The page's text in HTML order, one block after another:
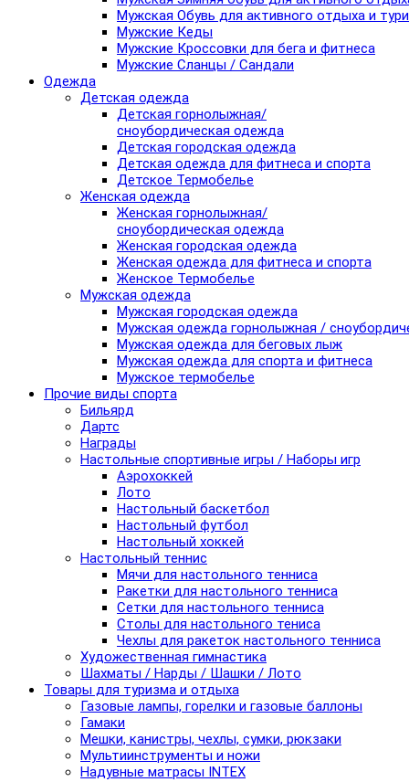
Мужская Обувь для активного отдыха и
Мужские Кеды
Мужские Кроссовки для бега и фитнеса
Мужские Сланцы / Сандали
Одежда
Детская одежда
Детская горнолыжная/
сноубордическая одежда
Детская городская одежда
Детская одежда для фитнеса и спорта
Детское Термобелье
Женская одежда
Женская горнолыжная/
сноубордическая одежда
Женская городская одежда
Женская одежда для фитнеса и спорта
Женское Термобелье
Мужская одежда
Мужская городская одежда
Мужская одежда горнолыжная /
Мужская одежда для беговых лыж
Мужская одежда для спорта и фитнеса
Мужское термобелье
Прочие виды спорта
Бильярд
Дартс
Награды
Настольные спортивные игры / Наборы игр
Аэрохоккей
Лото
Настольный баскетбол
Настольный футбол
Настольный хоккей
Настольный теннис
Мячи для настольного тенниса
Ракетки для настольного тенниса
Сетки для настольного тенниса
Столы для настольного тениса
Чехлы для ракеток настольного тенниса
Художественная гимнастика
Шахматы / Нарды / Шашки / Лото
Товары для туризма и отдыха
Газовые лампы, горелки и газовые баллоны
Гамаки
Мешки, канистры, чехлы, сумки, рюкзаки
Мультиинструменты и ножи
Надувные матрасы INTEX